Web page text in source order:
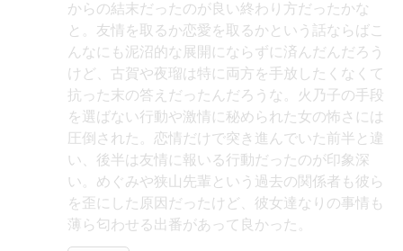
からの結末だったのが良い終わり方だったかな
と。友情を取るか恋愛を取るかという話ならばこ
んなにも泥沼的な展開にならずに済んだんだろう
けど、古賀や夜瑠は特に両方を手放したくなくて
抗った末の答えだったんだろうな。火乃子の手段
を選ばない行動や激情に秘められた女の怖さには
圧倒された。恋情だけで突き進んでいた前半と違
い、後半は友情に報いる行動だったのが印象深
い。めぐみや狭山先輩という過去の関係者も彼ら
を歪にした原因だったけど、彼女達なりの事情も
薄ら匂わせる出番があって良かった。